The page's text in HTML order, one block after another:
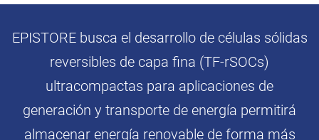
EPISTORE busca el desarrollo de células sólidas
reversibles de capa fina (TF-rSOCs)
ultracompactas para aplicaciones de
generación y transporte de energía permitirá
almacenar energía renovable de forma más